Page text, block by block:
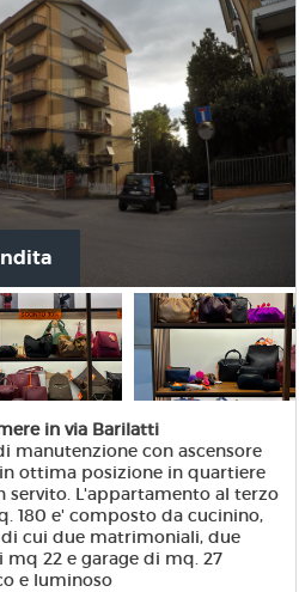
in via Barilatti
manutenzione con ascensore
ottima posizione in quartiere
servito. L'appartamento al terzo
180 e' composto da cucinino,
cui due matrimoniali, due
22 e garage di mq. 27
e luminoso